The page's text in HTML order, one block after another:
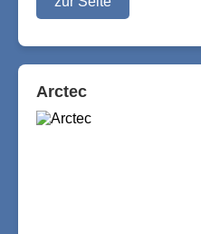
Arctec